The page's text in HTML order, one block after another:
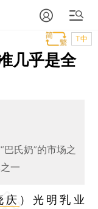
T中
几乎是全
巴氏奶”的市场之
一
庆 ）光明乳业